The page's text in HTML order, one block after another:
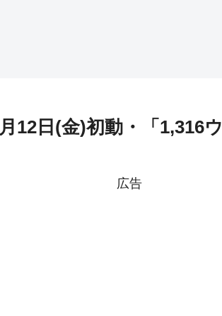
12日(金)初動・「1,316
広告